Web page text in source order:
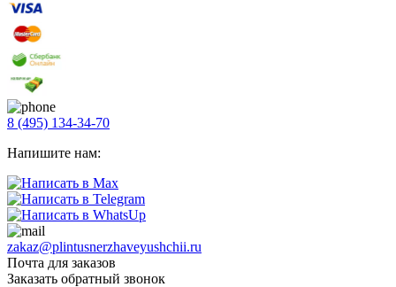
8 (495) 134-34-70
Напишите нам:
zakaz@plintusnerzhaveyushchii.ru
Почта для заказов
Заказать обратный звонок